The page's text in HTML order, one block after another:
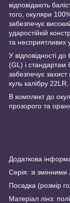
відповідають
того, окуляри
забезпечує
ударостійкій
та несприятливих
У відповідності
(GL) і стандартам
забезпечує
куль калібру
В комплект до
прозорого та
Додаткова
Серія: зі змінними
Посадка (розмір
Матеріал лінз: